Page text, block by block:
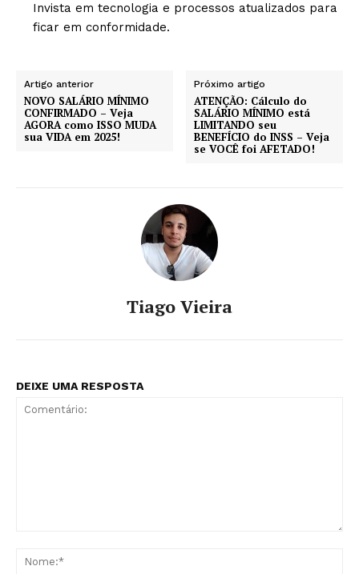
Invista em tecnologia e processos atualizados para
ficar em conformidade.
Artigo anterior
NOVO SALÁRIO MÍNIMO
CONFIRMADO – Veja
AGORA como ISSO MUDA
sua VIDA em 2025!
Próximo artigo
ATENÇÃO: Cálculo do
SALÁRIO MÍNIMO está
LIMITANDO seu
BENEFÍCIO do INSS – Veja
se VOCÊ foi AFETADO!
Tiago Vieira
DEIXE UMA RESPOSTA